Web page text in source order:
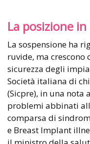
La posizione
La sospensione ha
ruvide, ma
sicurezza degli
Società italiana di
(Sicpre), in una nota
problemi abbinati
comparsa di
e Breast Implant